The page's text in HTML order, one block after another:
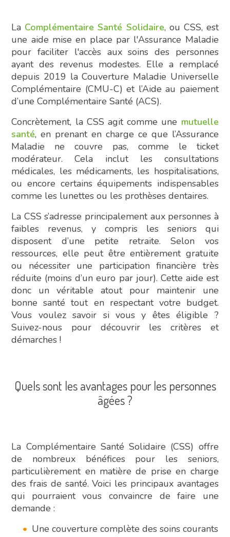
La Complémentaire Santé Solidaire, ou CSS, est
une aide mise en place par l'Assurance Maladie
pour faciliter l'accès aux soins des personnes
ayant des revenus modestes. Elle a remplacé
depuis 2019 la Couverture Maladie Universelle
Complémentaire (CMU-C) et l’Aide au paiement
d’une Complémentaire Santé (ACS).
Concrètement, la CSS agit comme une mutuelle
santé, en prenant en charge ce que l’Assurance
Maladie ne couvre pas, comme le ticket
modérateur. Cela inclut les consultations
médicales, les médicaments, les hospitalisations,
ou encore certains équipements indispensables
comme les lunettes ou les prothèses dentaires.
La CSS s’adresse principalement aux personnes à
faibles revenus, y compris les seniors qui
disposent d’une petite retraite. Selon vos
ressources, elle peut être entièrement gratuite
ou nécessiter une participation financière très
réduite (moins d’un euro par jour). Cette aide est
donc un véritable atout pour maintenir une
bonne santé tout en respectant votre budget.
Vous voulez savoir si vous y êtes éligible ?
Suivez-nous pour découvrir les critères et
démarches !
Quels sont les avantages pour les personnes
âgées ?
La Complémentaire Santé Solidaire (CSS) offre
de nombreux bénéfices pour les seniors,
particulièrement en matière de prise en charge
des frais de santé. Voici les principaux avantages
qui pourraient vous convaincre de faire une
demande :
Une couverture complète des soins courants